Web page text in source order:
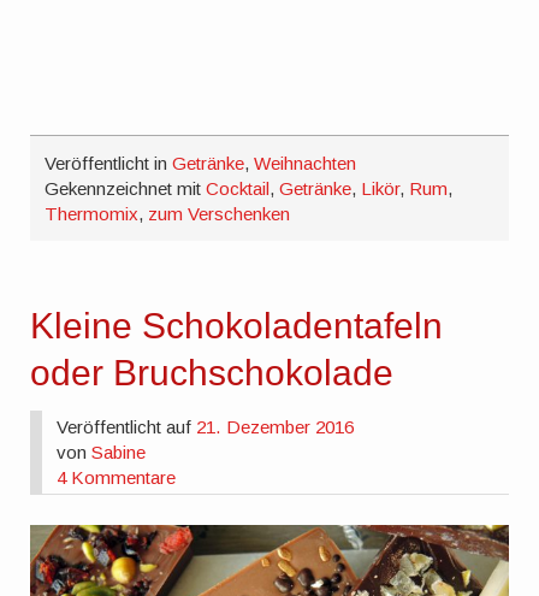
Veröffentlicht inGetränke,Weihnachten
Gekennzeichnet mitCocktail,Getränke, Likör, Rum,
Thermomix, zum Verschenken
Kleine Schokoladentafeln
oder Bruchschokolade
Veröffentlicht auf 21. Dezember 2016
vonSabine
4 Kommentare